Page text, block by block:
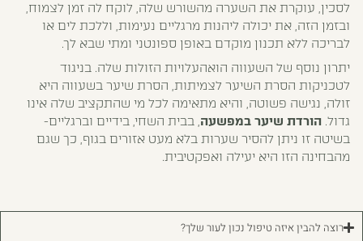
לסכין, עוקרת את השערה מהשורש שלה, לוקח לה זמן לצמוח,
ובזמן הזה, את יכולה ליהנות מרגליים נעימות, וללכת לים או
לבריכה ללא תכנון מוקדם באופן ספונטני ומתי שבא לך.
יתרון נוסף של השעווה הואהעלויות הזולות שלה. בניגוד
לטכניקות הסרת השיער לצמיתות, הסרת שיער בשעווה היא
זולה, נגישה פשוטה, והיא מתאימה לכל מי שהתקציב שלה אינו
גדול. הורדת שיער במפשעה, בבית השחי, בידיים וברגליים-
בשיטה זו ניתן להסיר שערות בלא מעט אזורים בגוף, כך שגם
מהבחינה הזו היא יעילה ואפקטיבית.
רוצה להבין איזה טיפול נכון לעור שלך?